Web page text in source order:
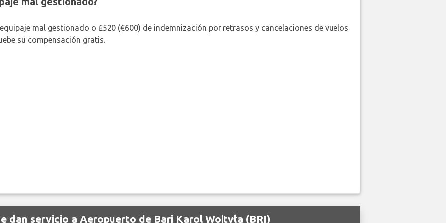
mal gestionado o £520 (€600) de indemnización por retrasos y cancelaciones de vuelos
su compensación gratis.
dan servicio a Aeropuerto de Bari Karol Wojtyła (BRI)